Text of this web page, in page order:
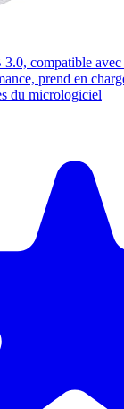
compatible
prend en
du micrologiciel